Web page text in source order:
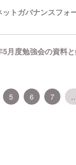
トガバナンスフォ
5月度勉強会の資料
5 6 7